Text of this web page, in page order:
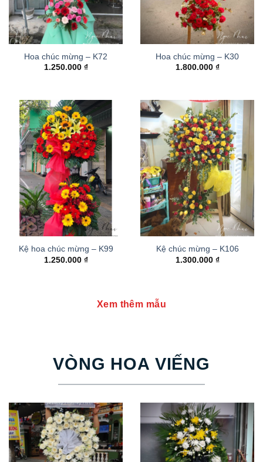
Hoa chúc mừng – K72
1.250.000 ₫
Hoa chúc mừng – K30
1.800.000 ₫
Kệ hoa chúc mừng – K99
1.250.000 ₫
Kệ chúc mừng – K106
1.300.000 ₫
Xem thêm mẫu
VÒNG HOA VIẾNG